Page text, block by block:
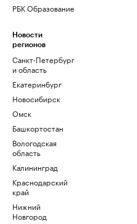
РБК Образование
Новости
регионов
Санкт-Петербург
и область
Екатеринбург
Новосибирск
Омск
Башкортостан
Вологодская
область
Калининград
Краснодарский
край
Нижний
Новгород